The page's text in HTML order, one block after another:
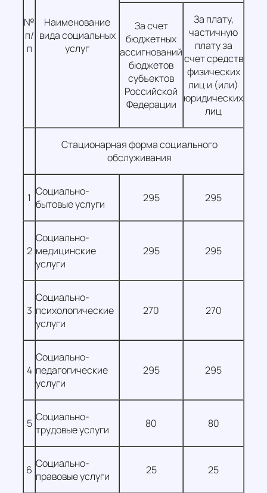
№
п/
п
Наименование
вида социальных
услуг
За счет
бюджетных
ассигнований
бюджетов
субъектов
Российской
Федерации
За плату,
частичную
плату за
счет средств
физических
лиц и (или)
юридических
лиц
Стационарная форма социального
обслуживания
1 Социально-
бытовые услуги
295 295
2
Социально-
медицинские
услуги
295 295
3
Социально-
психологические
услуги
270 270
4
Социально-
педагогические
услуги
295 295
5 Социально-
трудовые услуги
80 80
6 Социально-
правовые услуги
25 25